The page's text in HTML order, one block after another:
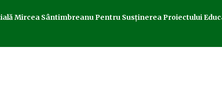
Mircea Sântimbreanu Pentru Susținerea Proiectului